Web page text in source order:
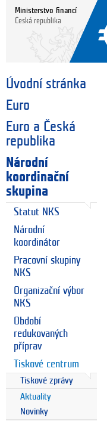
Ministerstvo financí
Česká republika
Úvodní stránka
Euro
Euro a Česká
republika
Národní
koordinační
skupina
Statut NKS
Národní
koordinátor
Pracovní skupiny
NKS
Organizační výbor
NKS
Období
redukovaných
příprav
Tiskové centrum
Tiskové zprávy
Aktuality
Novinky